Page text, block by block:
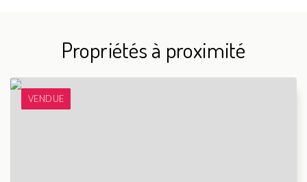
Propriétés à proximité
VENDUE